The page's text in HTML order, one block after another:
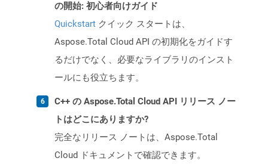
の開始: 初心者向けガイド
Quickstart クイック スタートは、
Aspose.Total Cloud API の初期化をガイドす
るだけでなく、必要なライブラリのインスト
ールにも役立ちます。
C++ の Aspose.Total Cloud API リリース ノー
トはどこにありますか?
完全なリリース ノートは、Aspose.Total
Cloud ドキュメントで確認できます。